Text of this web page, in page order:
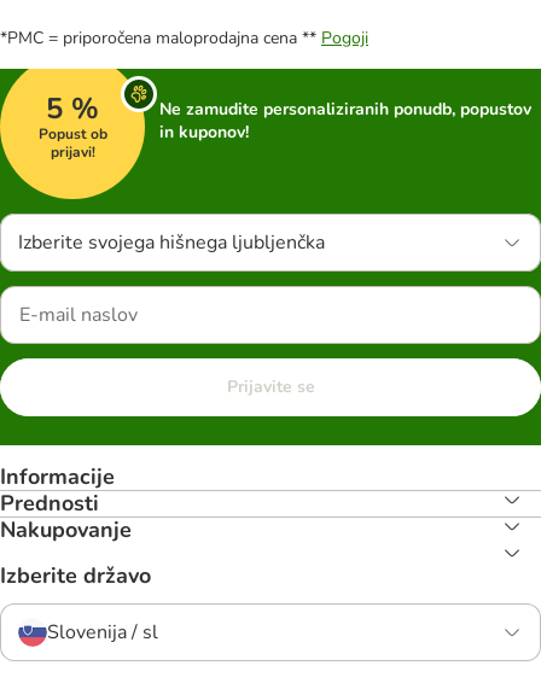
*PMC = priporočena maloprodajna cena ** Pogoji
5 %
Popust ob
prijavi!
Ne zamudite personaliziranih ponudb, popustov
in kuponov!
Izberite svojega hišnega ljubljenčka
Prijavite se
Informacije
Prednosti
Nakupovanje
Izberite državo
Slovenija / sl